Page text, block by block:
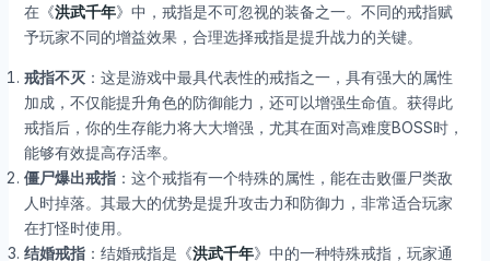
在《洪武千年》中，戒指是不可忽视的装备之一。不同的戒指赋
予玩家不同的增益效果，合理选择戒指是提升战力的关键。
戒指不灭：这是游戏中最具代表性的戒指之一，具有强大的属性
加成，不仅能提升角色的防御能力，还可以增强生命值。获得此
戒指后，你的生存能力将大大增强，尤其在面对高难度BOSS时，
能够有效提高存活率。
僵尸爆出戒指：这个戒指有一个特殊的属性，能在击败僵尸类敌
人时掉落。其最大的优势是提升攻击力和防御力，非常适合玩家
在打怪时使用。
结婚戒指：结婚戒指是《洪武千年》中的一种特殊戒指，玩家通